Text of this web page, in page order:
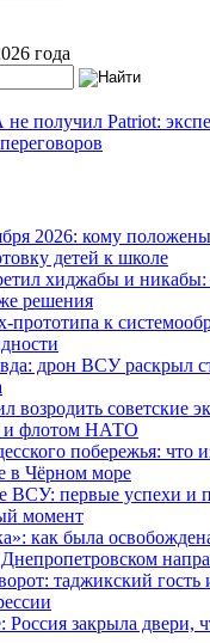
года
получил Patriot:
2026: кому
детей к школе
хиджабы и никабы:
решения
прототипа к
дрон ВСУ раскрыл
возродить советские
и флотом НАТО
побережья: что
в Чёрном море
ВСУ: первые успехи и
момент
как была
таджикский гость
закрыла двери,